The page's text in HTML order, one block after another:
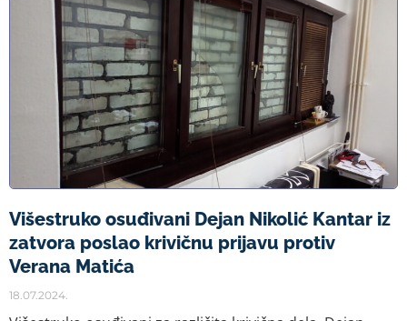
Višestruko osuđivani Dejan Nikolić Kantar iz
zatvora poslao krivičnu prijavu protiv
Verana Matića
18.07.2024.